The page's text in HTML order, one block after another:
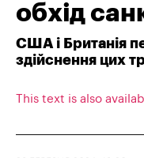
обхід
США і Британія
здійснення цих
This text is also